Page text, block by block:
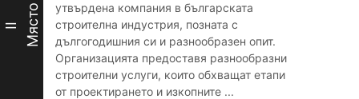
II Място
утвърдена компания в българската
строителна индустрия, позната с
дългогодишния си и разнообразен опит.
Организацията предоставя разнообразни
строителни услуги, които обхващат етапи
от проектирането и изкопните ...